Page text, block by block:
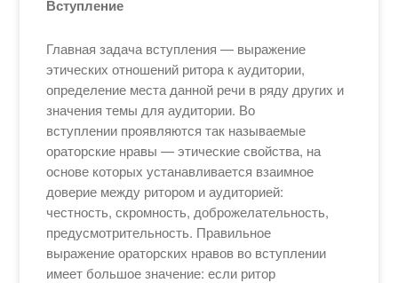
Вступление
Главная задача вступления — выражение
этических отношений ритора к аудитории,
определение места данной речи в ряду других и
значения темы для аудитории. Во
вступлении проявляются так называемые
ораторские нравы — этические свойства, на
основе которых устанавливается взаимное
доверие между ритором и аудиторией:
честность, скромность, доброжелательность,
предусмотрительность. Правильное
выражение ораторских нравов во вступлении
имеет большое значение: если ритор